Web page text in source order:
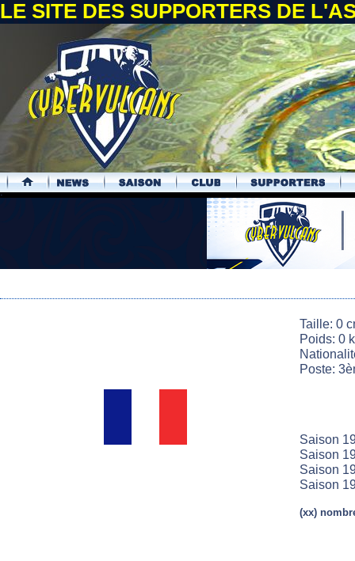
LE SITE DES SUPPORTERS DE
.
Taille: 0
Poids: 0
Poste:
Saison
Saison
Saison
Saison
(xx)